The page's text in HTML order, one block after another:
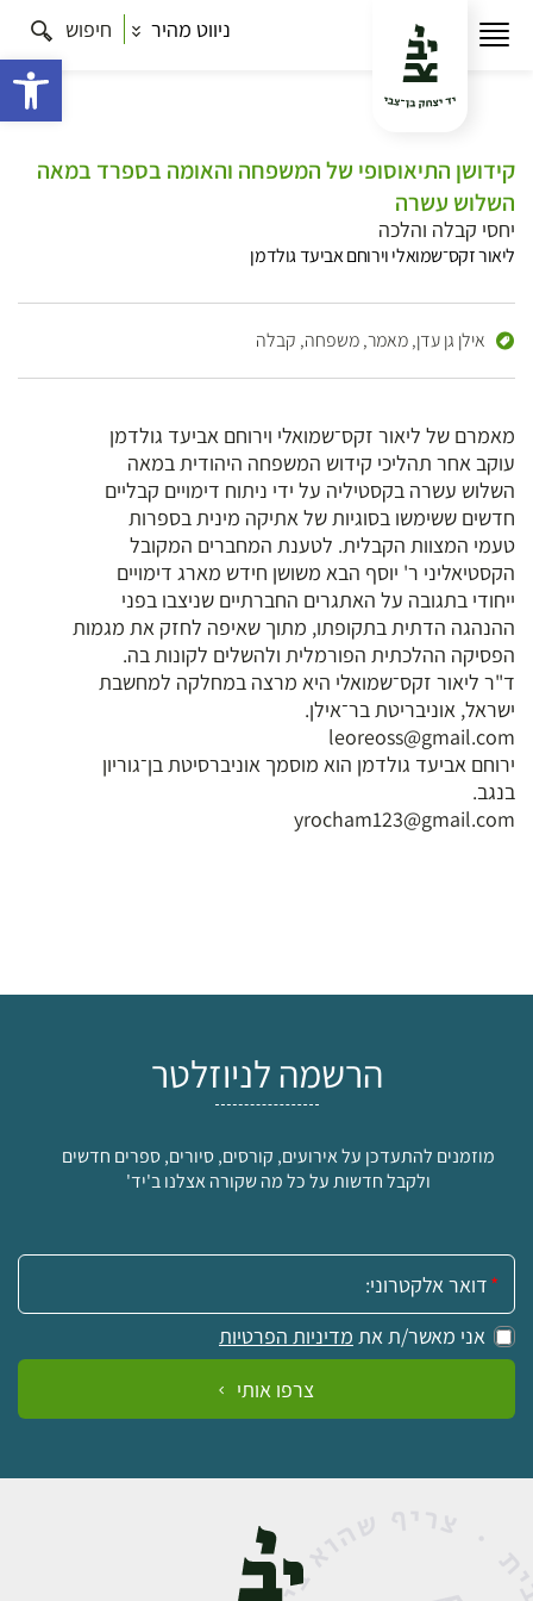
ניווט מהיר חיפוש
קידושן התיאוסופי של המשפחה והאומה בספרד במאה
השלוש עשרה
יחסי קבלה והלכה
ליאור זקס־שמואלי וירוחם אביעד גולדמן
אילן גן עדן,מאמר,משפחה, קבלה
מאמרם של ליאור זקס־שמואלי וירוחם אביעד גולדמן
עוקב אחר תהליכי קידוש המשפחה היהודית במאה
השלוש עשרה בקסטיליה על ידי ניתוח דימויים קבליים
חדשים ששימשו בסוגיות של אתיקה מינית בספרות
טעמי המצוות הקבלית. לטענת המחברים המקובל
הקסטיאליני ר' יוסף הבא משושן חידש מארג דימויים
ייחודי בתגובה על האתגרים החברתיים שניצבו בפני
ההנהגה הדתית בתקופתו, מתוך שאיפה לחזק את מגמות
הפסיקה ההלכתית הפורמלית ולהשלים לקונות בה.
ד"ר ליאור זקס־שמואלי היא מרצה במחלקה למחשבת
ישראל, אוניבריטת בר־אילן.
leoreoss@gmail.com
ירוחם אביעד גולדמן הוא מוסמך אוניברסיטת בן־גוריון
בנגב.
yrocham123@gmail.com
הרשמה לניוזלטר
מוזמנים להתעדכן על אירועים, קורסים, סיורים, ספרים חדשים
ולקבל חדשות על כל מה שקורה אצלנו ב'יד'
אימייל:
אני מאשר/ת את מדיניות הפרטיות
צרפו אותי